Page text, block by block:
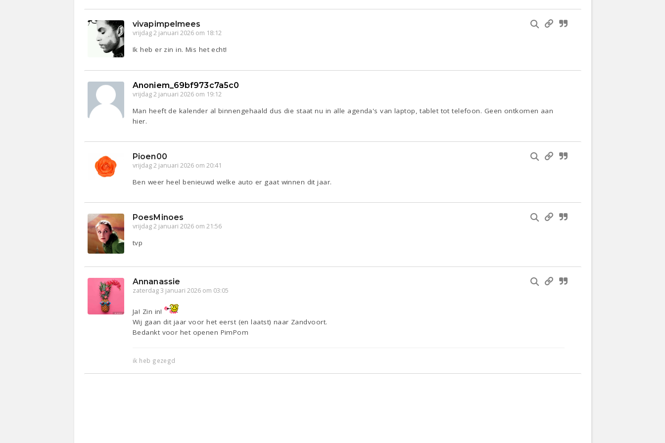
vivapimpelmees
vrijdag 2 januari 2026 om 18:12
Ik heb er zin in. Mis het echt!
Anoniem_69bf973c7a5c0
vrijdag 2 januari 2026 om 19:12
Man heeft de kalender al binnengehaald dus die staat nu in alle agenda's van laptop, tablet tot telefoon. Geen ontkomen aan
hier.
Pioen00
vrijdag 2 januari 2026 om 20:41
Ben weer heel benieuwd welke auto er gaat winnen dit jaar.
PoesMinoes
vrijdag 2 januari 2026 om 21:56
tvp
Annanassie
zaterdag 3 januari 2026 om 03:05
Ja! Zin in!
Wij gaan dit jaar voor het eerst (en laatst) naar Zandvoort.
Bedankt voor het openen PimPom
ik heb gezegd